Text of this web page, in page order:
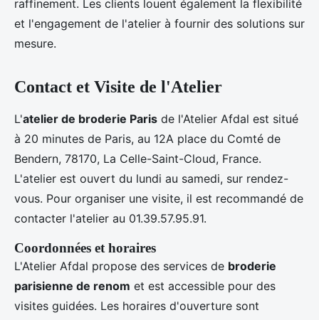
raffinement. Les clients louent également la flexibilité
et l'engagement de l'atelier à fournir des solutions sur
mesure.
Contact et Visite de l'Atelier
L'atelier de broderie Paris de l'Atelier Afdal est situé
à 20 minutes de Paris, au 12A place du Comté de
Bendern, 78170, La Celle-Saint-Cloud, France.
L'atelier est ouvert du lundi au samedi, sur rendez-
vous. Pour organiser une visite, il est recommandé de
contacter l'atelier au 01.39.57.95.91.
Coordonnées et horaires
L'Atelier Afdal propose des services de broderie
parisienne de renom et est accessible pour des
visites guidées. Les horaires d'ouverture sont